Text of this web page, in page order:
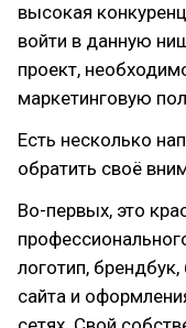
высокая
войти в данную
проект,
маркетинговую
Есть несколько
обратить своё
Во-первых, это
логотип,
сайта и